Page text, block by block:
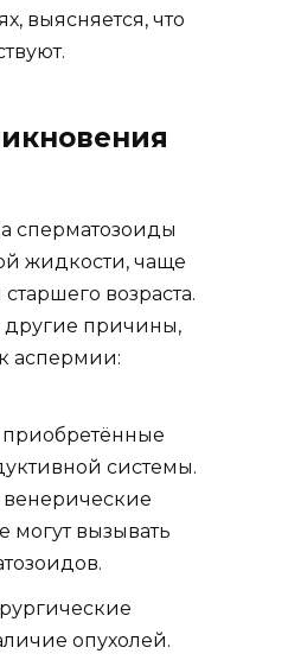
выясняется, что
сперматозоиды
жидкости, чаще
возраста.
другие причины,
аспермии:
системы.
могут вызывать
опухолей.